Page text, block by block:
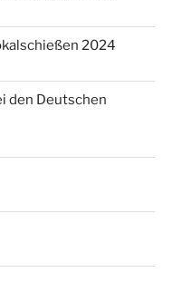
2024
den Deutschen